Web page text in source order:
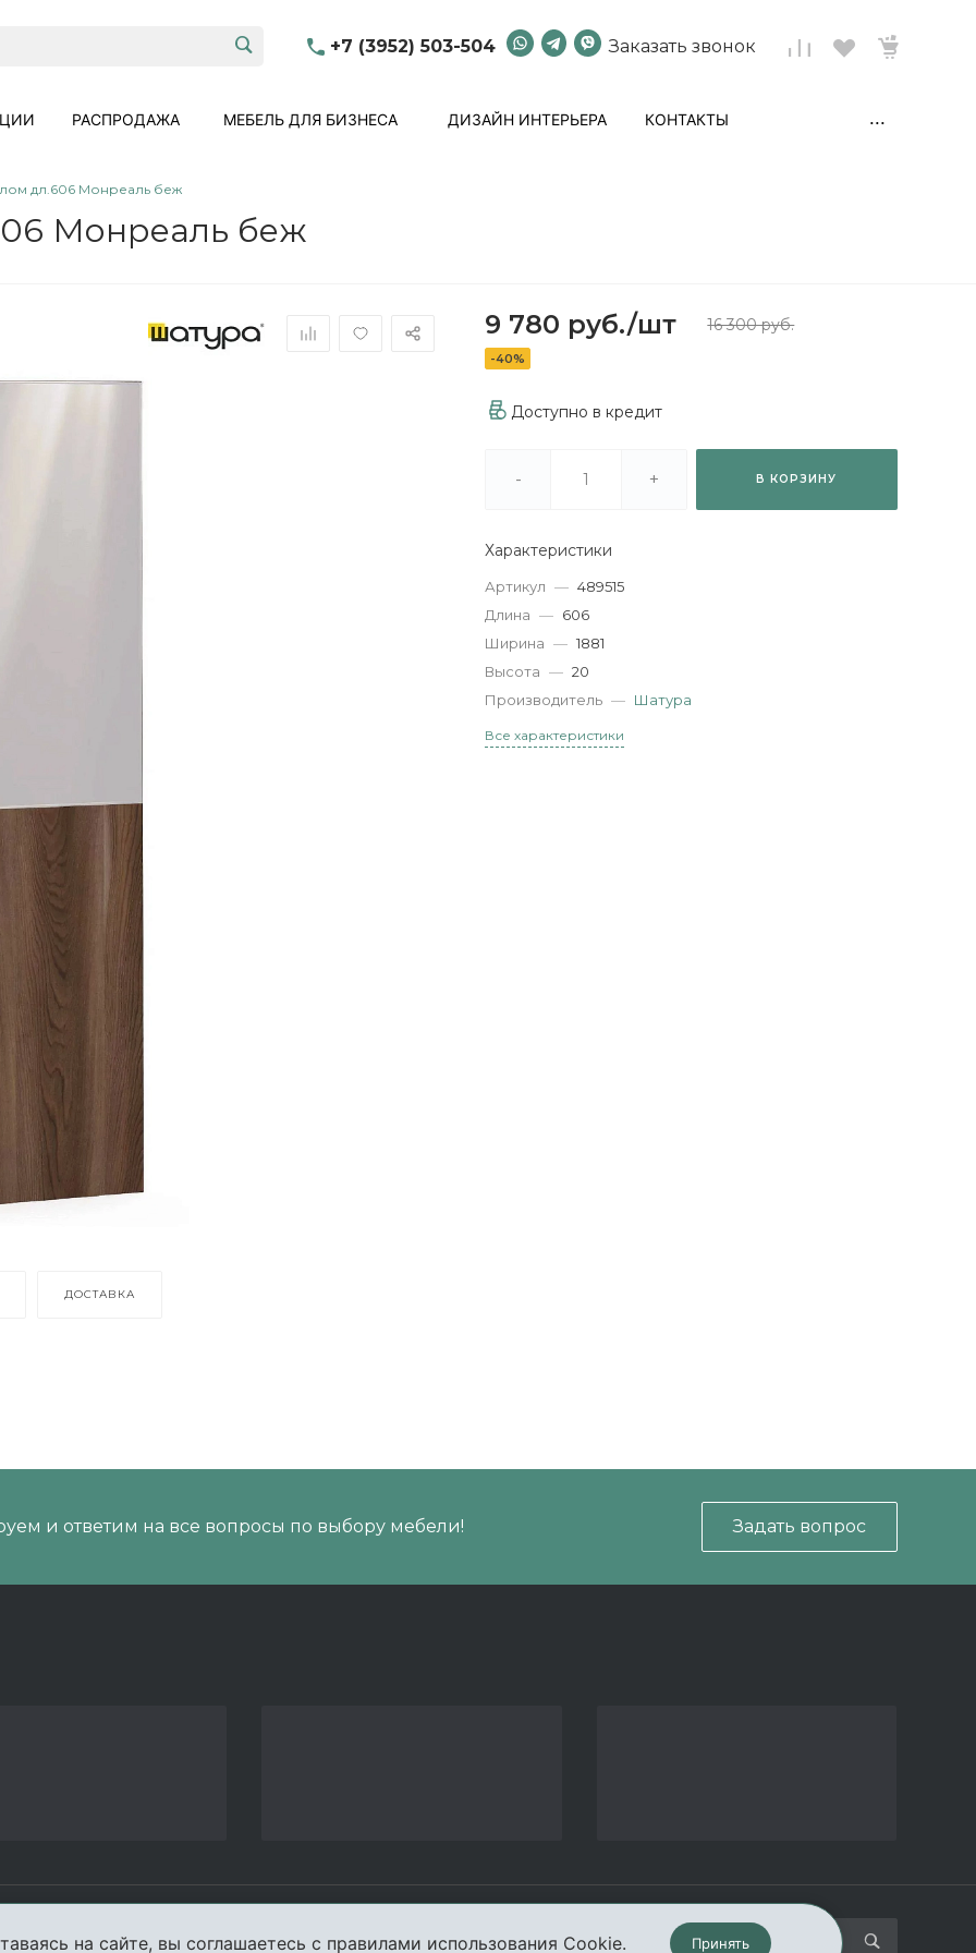
+7 (3952) 503-504 Заказать звонок
РАСПРОДАЖА МЕБЕЛЬ ДЛЯ БИЗНЕСА ДИЗАЙН ИНТЕРЬЕРА КОНТАКТЫ ...
дл.606 Монреаль беж
Монреаль беж
9 780 руб./шт 16 300 руб.
-40%
Доступно в кредит
- + В КОРЗИНУ
Характеристики
Артикул — 489515
Длина — 606
Ширина — 1881
Высота — 20
Производитель — Шатура
Все характеристики
ДОСТАВКА
и ответим на все вопросы по выбору мебели! Задать вопрос
на сайте, вы соглашаетесь с правилами использования Cookie. Принять